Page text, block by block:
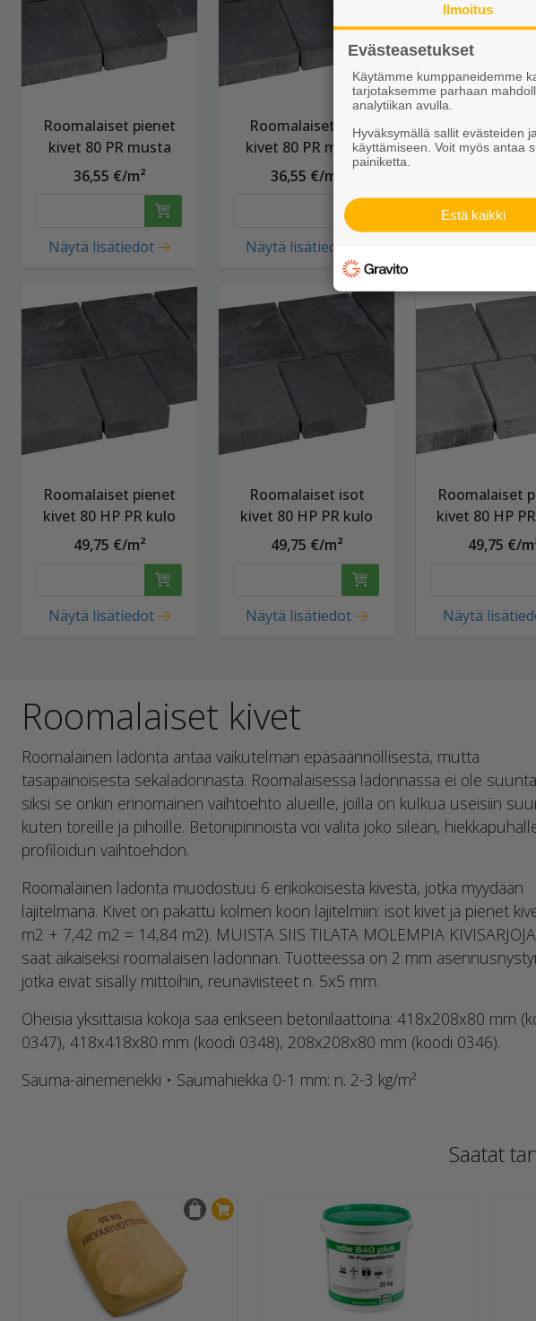
Roomalaiset pienet
kivet 80 PR musta
36,55 €/m²
Näytä lisätiedot
Roomalaiset isot
kivet 80 PR musta
36,55 €/m²
Näytä lisätiedot
Roomalaiset
kivet 80 PR
Roomalaiset pienet
kivet 80 HP PR kulo
49,75 €/m²
Näytä lisätiedot
Roomalaiset isot
kivet 80 HP PR kulo
49,75 €/m²
Näytä lisätiedot
Roomalaiset
kivet 80 HP
49,75 €/
Näytä
Roomalaiset kivet
Roomalainen ladonta antaa vaikutelman epäsäännöllisestä, mutta
tasapainoisesta sekaladonnasta. Roomalaisessa ladonnassa ei ole
siksi se onkin erinomainen vaihtoehto alueille, joilla on kulkua useisiin
kuten toreille ja pihoille. Betonipinnoista voi valita joko sileän,
profiloidun vaihtoehdon.
Roomalainen ladonta muodostuu 6 erikokoisesta kivestä, jotka myydään
lajitelmana. Kivet on pakattu kolmen koon lajitelmiin: isot kivet ja pienet
m2 + 7,42 m2 = 14,84 m2). MUISTA SIIS TILATA MOLEMPIA
saat aikaiseksi roomalaisen ladonnan. Tuotteessa on 2 mm
jotka eivät sisälly mittoihin, reunaviisteet n. 5x5 mm.
Oheisia yksittäisiä kokoja saa erikseen betonilaattoina: 418x208x80 mm
0347), 418x418x80 mm (koodi 0348), 208x208x80 mm (koodi 0346).
Sauma-ainemenekki • Saumahiekka 0-1 mm: n. 2-3 kg/m²
Saatat
Ilmoitus
Evästeasetukset
Käytämme kumppaneidemme
tarjotaksemme parhaan
analytiikan avulla.
Hyväksymällä sallit evästeiden
käyttämiseen. Voit myös antaa
painiketta.
Estä kaikki